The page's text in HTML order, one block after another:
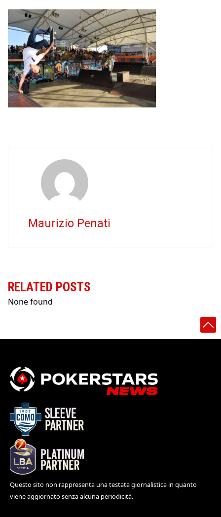
Maurizio Penati
RELATED POSTS
None found
Questo sito non rappresenta una testata giornalistica in quanto
viene aggiornato senza alcuna periodicità.